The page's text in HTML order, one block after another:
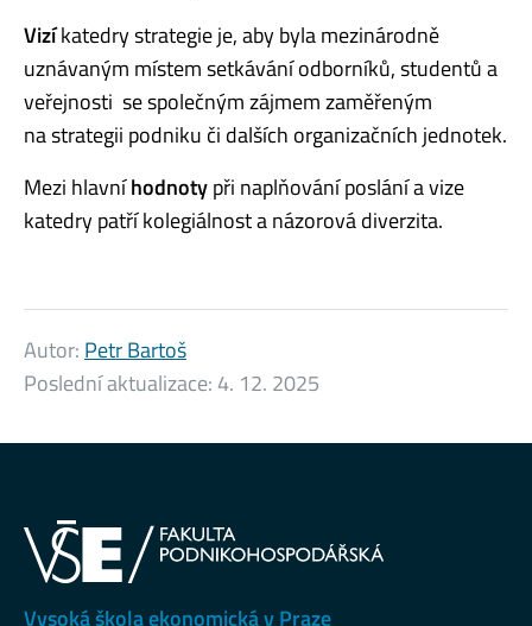
Vizíkatedry strategie je, aby byla mezinárodně
uznávaným místem setkávání odborníků, studentů a
veřejnosti se společným zájmem zaměřeným
na strategii podniku či dalších organizačních jednotek.
Mezi hlavníhodnotypři naplňování poslání a vize
katedry patří kolegiálnost a názorová diverzita.
Autor: Petr Bartoš
Poslední aktualizace:4. 12. 2025
Vysoká škola ekonomická v Praze